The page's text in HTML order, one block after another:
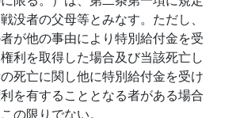
没者の父母等とみなす。ただし、
が他の事由により特別給付金を受
利を取得した場合及び当該死亡し
死亡に関し他に特別給付金を受け
を有することとなる者がある場合
の限りでない。